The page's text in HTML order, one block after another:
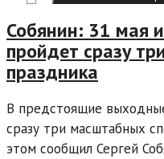
Собянин: 31 мая
пройдет сразу
праздника
В предстоящие
сразу три масштабных
этом сообщил Сергей